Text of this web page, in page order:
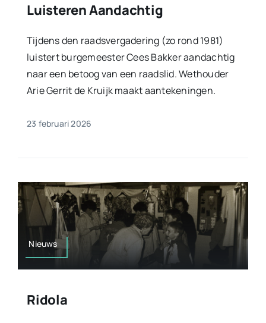
Luisteren Aandachtig
Tijdens den raadsvergadering (zo rond 1981)
luistert burgemeester Cees Bakker aandachtig
naar een betoog van een raadslid. Wethouder
Arie Gerrit de Kruijk maakt aantekeningen.
23 februari 2026
Nieuws
Ridola